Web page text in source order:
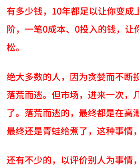
有多少钱，10年都足以让你变成
阶，一笔0成本、0投入的钱，让
松。
绝大多数的人，因为贪婪而不断
落荒而逃。但市场，进来一次，
了。落荒而逃的，最终都是在高
最终还是青蛙给煮了，这种事情
还有不少的，以评价别人为事情